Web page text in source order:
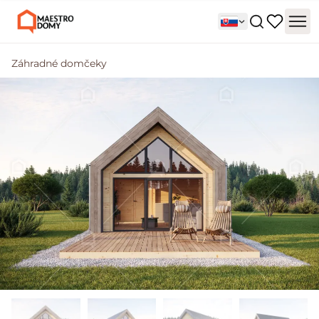
Záhradné domčeky